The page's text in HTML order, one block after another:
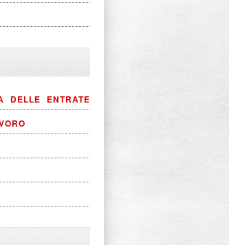
DELLE ENTRATE